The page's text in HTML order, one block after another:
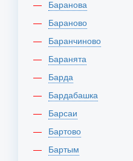
Баранова
Бараново
Баранчиново
Баранята
Барда
Бардабашка
Барсаи
Бартово
Бартым